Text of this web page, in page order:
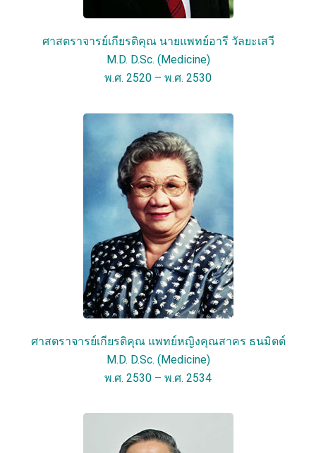
ศาสตราจารย์เกียรติคุณ นายแพทย์อารี วัลยะเสวี
M.D. D.Sc. (Medicine)
พ.ศ. 2520 – พ.ศ. 2530
ศาสตราจารย์เกียรติคุณ แพทย์หญิงคุณสาคร ธนมิตต์
M.D. D.Sc. (Medicine)
พ.ศ. 2530 – พ.ศ. 2534